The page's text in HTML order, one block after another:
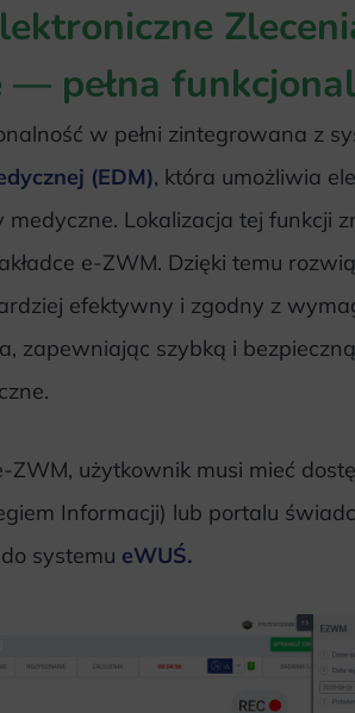
— pełna
w pełni zintegrowana z
(EDM), która umożliwia
Lokalizacja tej funkcji
e-ZWM. Dzięki temu
efektywny i zgodny z
zapewniając szybką i
ZWM, użytkownik musi mieć
Informacji) lub portalu
systemu eWUŚ.